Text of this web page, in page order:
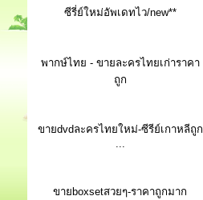
ซีรี่ย์ใหม่อัพเดทไว/new**
พากษ์ไทย - ขายละครไทยเก่าราคา
ถูก
ขายdvdละครไทยใหม่-ซีรีย์เกาหลีถูก
...
ขายboxsetสวยๆ-ราคาถูกมาก